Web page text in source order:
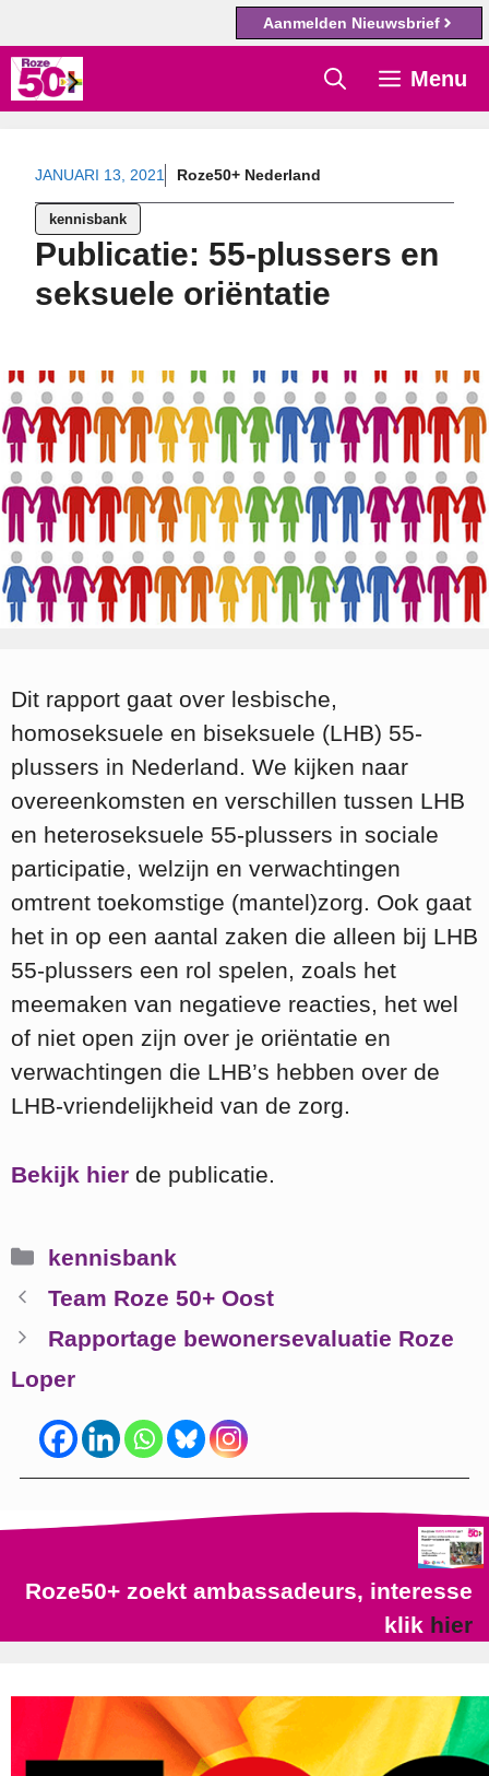
Aanmelden Nieuwsbrief
Ga
naar
inhoud
Menu
JANUARI 13, 2021 Roze50+ Nederland
kennisbank
Publicatie: 55-plussers en
seksuele oriëntatie
Dit rapport gaat over lesbische,
homoseksuele en biseksuele (LHB) 55-
plussers in Nederland. We kijken naar
overeenkomsten en verschillen tussen LHB
en heteroseksuele 55-plussers in sociale
participatie, welzijn en verwachtingen
omtrent toekomstige (mantel)zorg. Ook gaat
het in op een aantal zaken die alleen bij LHB
55-plussers een rol spelen, zoals het
meemaken van negatieve reacties, het wel
of niet open zijn over je oriëntatie en
verwachtingen die LHB’s hebben over de
LHB-vriendelijkheid van de zorg.
Bekijk hier de publicatie.
Categorieën
kennisbank
Team Roze 50+ Oost
Rapportage bewonersevaluatie Roze
Loper
Roze50+ zoekt ambassadeurs, interesse
klik hier